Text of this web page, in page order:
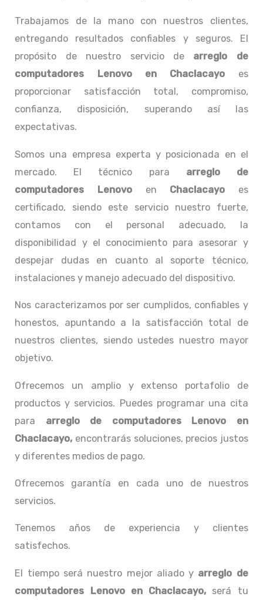
Trabajamos de la mano con nuestros clientes,
entregando resultados confiables y seguros. El
propósito de nuestro servicio de arreglo de
computadores Lenovo en Chaclacayo es
proporcionar satisfacción total, compromiso,
confianza, disposición, superando así las
expectativas.
Somos una empresa experta y posicionada en el
mercado. El técnico para arreglo de
computadores Lenovo en Chaclacayo es
certificado, siendo este servicio nuestro fuerte,
contamos con el personal adecuado, la
disponibilidad y el conocimiento para asesorar y
despejar dudas en cuanto al soporte técnico,
instalaciones y manejo adecuado del dispositivo.
Nos caracterizamos por ser cumplidos, confiables y
honestos, apuntando a la satisfacción total de
nuestros clientes, siendo ustedes nuestro mayor
objetivo.
Ofrecemos un amplio y extenso portafolio de
productos y servicios. Puedes programar una cita
para arreglo de computadoresLenovo en
Chaclacayo, encontrarás soluciones, precios justos
y diferentes medios de pago.
Ofrecemos garantía en cada uno de nuestros
servicios.
Tenemos años de experiencia y clientes
satisfechos.
El tiempo será nuestro mejor aliado y arreglo de
computadores Lenovoen Chaclacayo, será tu